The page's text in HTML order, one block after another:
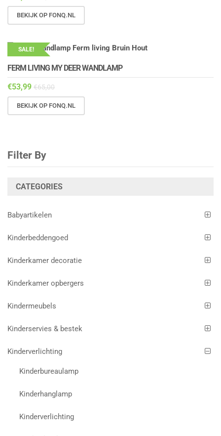
BEKIJK OP FONQ.NL
SALE!
FERM LIVING MY DEER WANDLAMP
€53,99 €65,00
BEKIJK OP FONQ.NL
Filter By
CATEGORIES
Babyartikelen
Kinderbeddengoed
Kinderkamer decoratie
Kinderkamer opbergers
Kindermeubels
Kinderservies & bestek
Kinderverlichting
Kinderbureaulamp
Kinderhanglamp
Kinderverlichting